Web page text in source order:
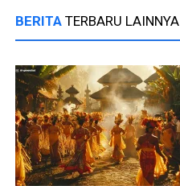
BERITA TERBARU LAINNYA